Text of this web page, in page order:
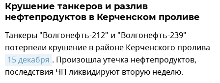
Крушение танкеров и разлив
нефтепродуктов в Керченском проливе
Танкеры "Волгонефть-212" и "Волгонефть-239"
потерпели крушение в районе Керченского пролива
15 декабря . Произошла утечка нефтепродуктов,
последствия ЧП ликвидируют вторую неделю.